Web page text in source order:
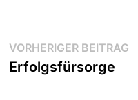
VORHERIGER BEITRAG
Erfolgsfürsorge